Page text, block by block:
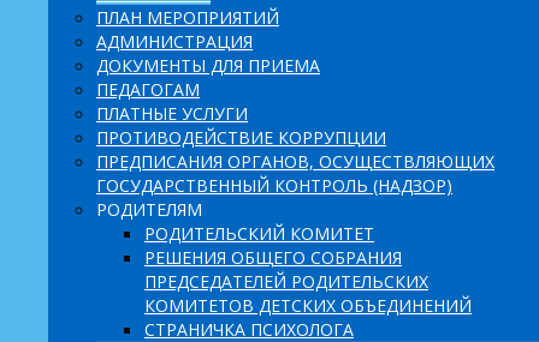
ПЛАН МЕРОПРИЯТИЙ
АДМИНИСТРАЦИЯ
ДОКУМЕНТЫ ДЛЯ ПРИЕМА
ПЕДАГОГАМ
ПЛАТНЫЕ УСЛУГИ
ПРОТИВОДЕЙСТВИЕ КОРРУПЦИИ
ПРЕДПИСАНИЯ ОРГАНОВ, ОСУЩЕСТВЛЯЮЩИХ
ГОСУДАРСТВЕННЫЙ КОНТРОЛЬ (НАДЗОР)
РОДИТЕЛЯМ
РОДИТЕЛЬСКИЙ КОМИТЕТ
РЕШЕНИЯ ОБЩЕГО СОБРАНИЯ
ПРЕДСЕДАТЕЛЕЙ РОДИТЕЛЬСКИХ
КОМИТЕТОВ ДЕТСКИХ ОБЪЕДИНЕНИЙ
СТРАНИЧКА ПСИХОЛОГА